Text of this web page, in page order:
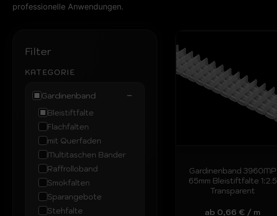
professionelle Anwendungen.
Filter
KATEGORIE
Gardinenband −
Bleistiftfalte
Flachfalten
mit Querfaden
Multitaschen Bänder
Raffrolloband
Smokfalten
Sparangebote
Stehfalte
Gardinenband 3960MP
65mm Bleistiftfalte 1:2.5
Transparent
ab 0,66 € / m